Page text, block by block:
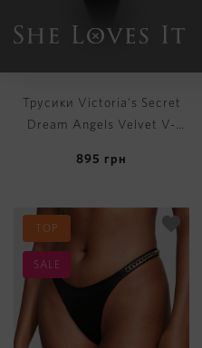
Трусики Victoria's Secret
Dream Angels Velvet V-
895 грн
TOP
SALE